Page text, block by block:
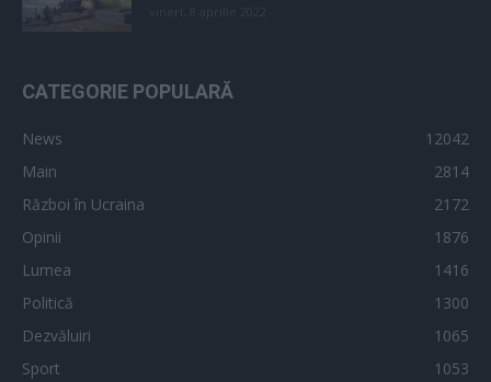
CATEGORIE POPULARĂ
News
12042
Main
2814
Război în Ucraina
2172
Opinii
1876
Lumea
1416
Politică
1300
Dezvăluiri
1065
Sport
1053